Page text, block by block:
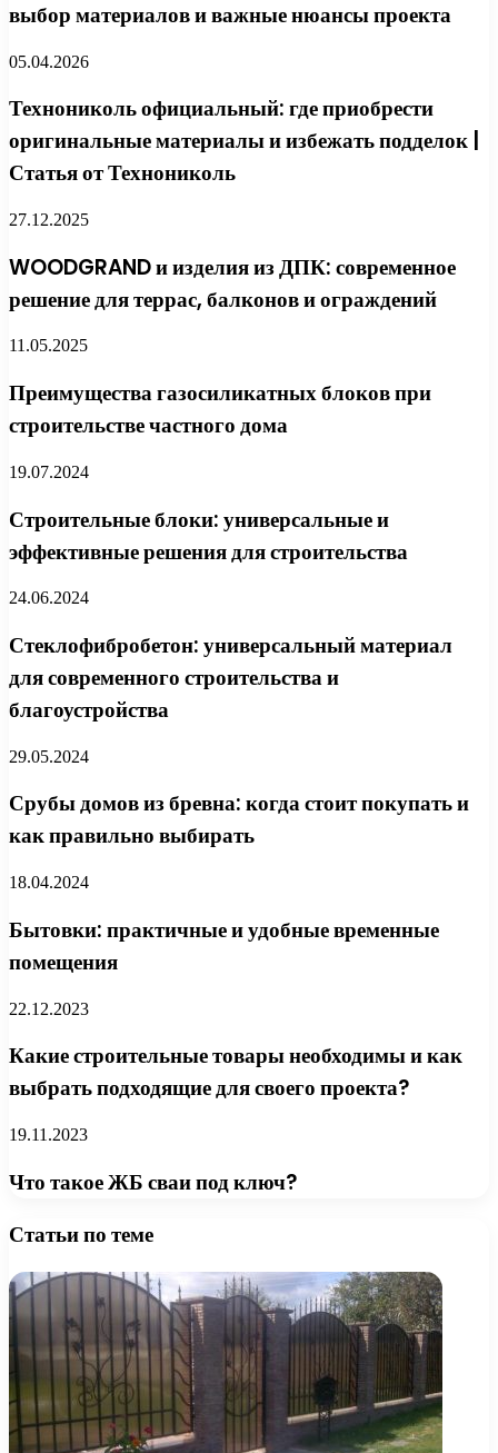
выбор материалов и важные нюансы проекта
05.04.2026
Технониколь официальный: где приобрести
оригинальные материалы и избежать подделок |
Статья от Технониколь
27.12.2025
WOODGRAND и изделия из ДПК: современное
решение для террас, балконов и ограждений
11.05.2025
Преимущества газосиликатных блоков при
строительстве частного дома
19.07.2024
Строительные блоки: универсальные и
эффективные решения для строительства
24.06.2024
Стеклофибробетон: универсальный материал
для современного строительства и
благоустройства
29.05.2024
Срубы домов из бревна: когда стоит покупать и
как правильно выбирать
18.04.2024
Бытовки: практичные и удобные временные
помещения
22.12.2023
Какие строительные товары необходимы и как
выбрать подходящие для своего проекта?
19.11.2023
Что такое ЖБ сваи под ключ?
Статьи по теме